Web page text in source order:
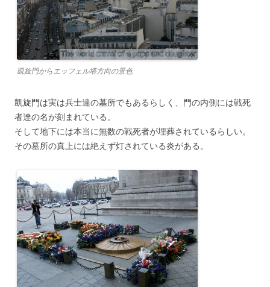
凱旋門からエッフェル塔方向の景色
凱旋門は実は兵士達の墓所でもあるらしく、門の内側には戦死
者達の名が刻まれている。
そして地下には本当に無数の戦死者が埋葬されているらしい。
その墓所の真上には絶えず灯されている炎がある。